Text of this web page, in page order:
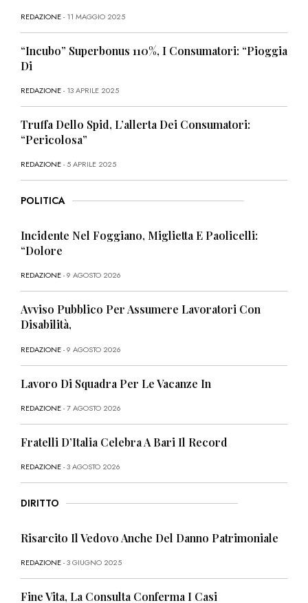
REDAZIONE- 11 MAGGIO 2025
“Incubo” Superbonus 110%, I Consumatori: “Pioggia
Di
REDAZIONE- 13 APRILE 2025
Truffa Dello Spid, L’allerta Dei Consumatori:
“Pericolosa”
REDAZIONE- 5 APRILE 2025
POLITICA
Incidente Nel Foggiano, Miglietta E Paolicelli:
“Dolore
REDAZIONE- 9 AGOSTO 2026
Avviso Pubblico Per Assumere Lavoratori Con
Disabilità,
REDAZIONE- 9 AGOSTO 2026
Lavoro Di Squadra Per Le Vacanze In
REDAZIONE- 7 AGOSTO 2026
Fratelli D’Italia Celebra A Bari Il Record
REDAZIONE- 3 AGOSTO 2026
DIRITTO
Risarcito Il Vedovo Anche Del Danno Patrimoniale
REDAZIONE- 3 GIUGNO 2025
Fine Vita, La Consulta Conferma I Casi